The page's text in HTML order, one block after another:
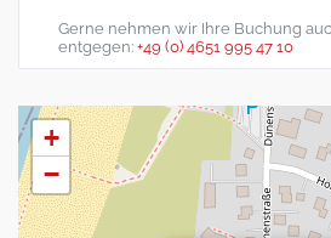
Gerne nehmen wir Ihre Buchung
entgegen: +49 (0) 4651 995 47 10
+
−